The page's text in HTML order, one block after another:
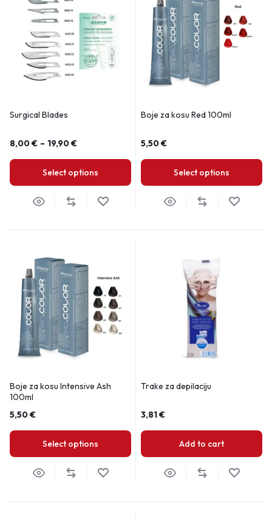
Surgical Blades
8,00€ – 19,90€
Select options
Boje za kosu Red 100ml
5,50€
Select options
Boje za kosu Intensive Ash
100ml
5,50€
Select options
Trake za depilaciju
3,81€
Add to cart